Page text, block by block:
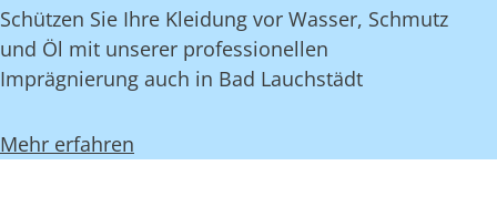
Schützen Sie Ihre Kleidung vor Wasser, Schmutz
und Öl mit unserer professionellen
Imprägnierung auch in Bad Lauchstädt
Mehr erfahren